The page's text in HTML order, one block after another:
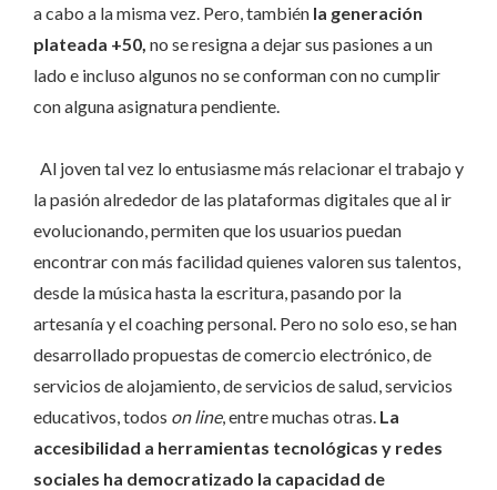
a cabo a la misma vez. Pero, también la generación
plateada +50, no se resigna a dejar sus pasiones a un
lado e incluso algunos no se conforman con no cumplir
con alguna asignatura pendiente.
Al joven tal vez lo entusiasme más relacionar el trabajo y
la pasión alrededor de las plataformas digitales que al ir
evolucionando, permiten que los usuarios puedan
encontrar con más facilidad quienes valoren sus talentos,
desde la música hasta la escritura, pasando por la
artesanía y el coaching personal. Pero no solo eso, se han
desarrollado propuestas de comercio electrónico, de
servicios de alojamiento, de servicios de salud, servicios
educativos, todos on line, entre muchas otras. La
accesibilidad a herramientas tecnológicas y redes
sociales ha democratizado la capacidad de